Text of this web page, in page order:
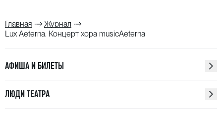
Главная
Журнал
Lux Aeterna. Концерт хора musicAeterna
АФИША И БИЛЕТЫ
ЛЮДИ ТЕАТРА